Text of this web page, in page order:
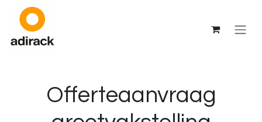
Overslaan naar inhoud
Offerteaanvraag